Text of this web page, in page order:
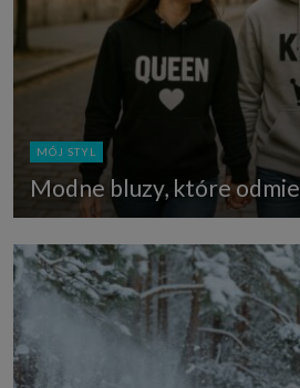
MÓJ STYL
Modne bluzy, które